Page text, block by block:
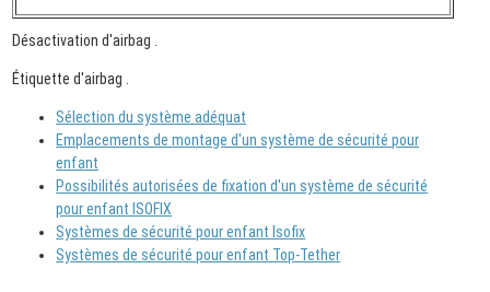
Désactivation d'airbag .
Étiquette d'airbag .
Sélection du système adéquat
Emplacements de montage d'un système de sécurité pour
enfant
Possibilités autorisées de fixation d'un système de sécurité
pour enfant ISOFIX
Systèmes de sécurité pour enfant Isofix
Systèmes de sécurité pour enfant Top-Tether